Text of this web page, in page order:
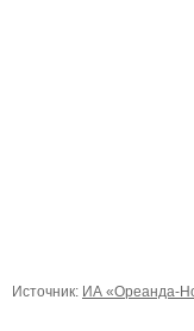
Источник: ИА «Ореанда-